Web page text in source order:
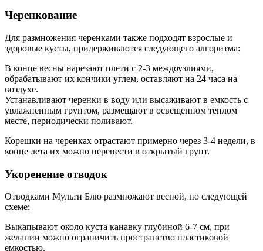
Черенкование
Для размножения черенками также подходят взрослые и
здоровые кусты, придерживаются следующего алгоритма:
В конце весны нарезают плети с 2-3 междоузлиями,
обрабатывают их кончики углем, оставляют на 24 часа на
воздухе.
Устанавливают черенки в воду или высаживают в емкость с
увлажненным грунтом, размещают в освещенном теплом
месте, периодически поливают.
Корешки на черенках отрастают примерно через 3-4 недели, в
конце лета их можно перенести в открытый грунт.
Укоренение отводок
Отводками Мульти Блю размножают весной, по следующей
схеме:
Выкапывают около куста канавку глубиной 6-7 см, при
желании можно ограничить пространство пластиковой
емкостью.